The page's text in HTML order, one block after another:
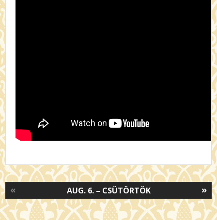
»
AUG. 6. – CSÜTÖRTÖK
«